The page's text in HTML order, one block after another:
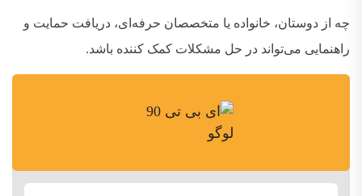
چه از دوستان، خانواده یا متخصصان حرفه‌ای، دریافت حمایت و
راهنمایی می‌تواند در حل مشکلات کمک‌ کننده باشد.